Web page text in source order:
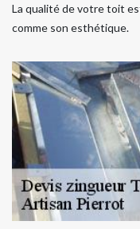
La qualité de votre toit
comme son esthétique.